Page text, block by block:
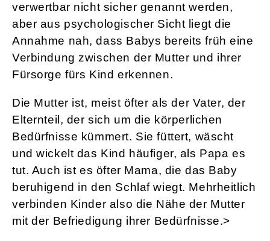
verwertbar nicht sicher genannt werden,
aber aus psychologischer Sicht liegt die
Annahme nah, dass Babys bereits früh eine
Verbindung zwischen der Mutter und ihrer
Fürsorge fürs Kind erkennen.
Die Mutter ist, meist öfter als der Vater, der
Elternteil, der sich um die körperlichen
Bedürfnisse kümmert. Sie füttert, wäscht
und wickelt das Kind häufiger, als Papa es
tut. Auch ist es öfter Mama, die das Baby
beruhigend in den Schlaf wiegt. Mehrheitlich
verbinden Kinder also die Nähe der Mutter
mit der Befriedigung ihrer Bedürfnisse.>